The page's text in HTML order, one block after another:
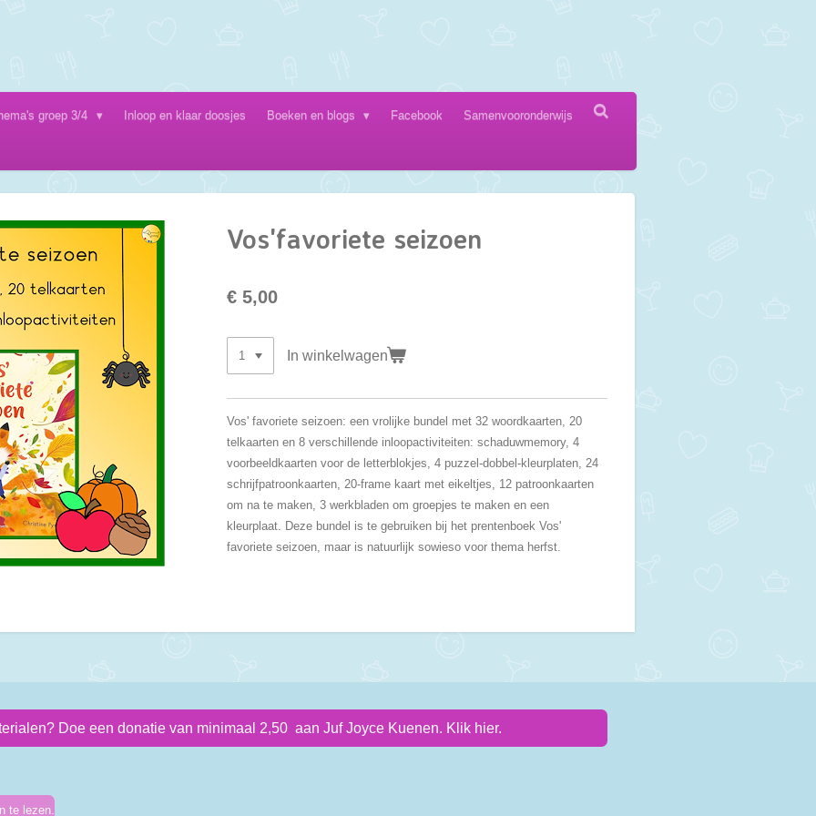
groep 3/4 Inloop en klaar doosjes Boeken en blogs Facebook Samenvooronderwijs
Vos'favoriete seizoen
€ 5,00
In winkelwagen
Vos' favoriete seizoen: een vrolijke bundel met 32 woordkaarten, 20
telkaarten en 8 verschillende inloopactiviteiten: schaduwmemory, 4
voorbeeldkaarten voor de letterblokjes, 4 puzzel-dobbel-kleurplaten, 24
schrijfpatroonkaarten, 20-frame kaart met eikeltjes, 12 patroonkaarten
om na te maken, 3 werkbladen om groepjes te maken en een
kleurplaat. Deze bundel is te gebruiken bij het prentenboek Vos'
favoriete seizoen, maar is natuurlijk sowieso voor thema herfst.
Doe een donatie van minimaal 2,50 aan Juf Joyce Kuenen. Klik hier.
te lezen.